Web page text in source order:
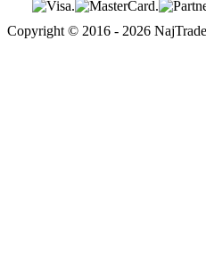
Copyright © 2016 - 2026